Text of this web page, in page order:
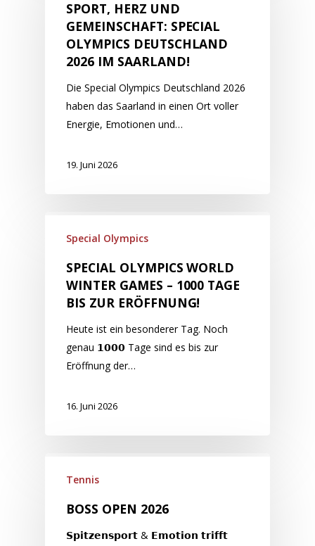
SPORT, HERZ UND
GEMEINSCHAFT: SPECIAL
OLYMPICS DEUTSCHLAND
2026 IM SAARLAND!
Die Special Olympics Deutschland 2026
haben das Saarland in einen Ort voller
Energie, Emotionen und…
19. Juni 2026
Special Olympics
SPECIAL OLYMPICS WORLD
WINTER GAMES – 1000 TAGE
BIS ZUR ERÖFFNUNG!
Heute ist ein besonderer Tag. Noch
genau 𝟭𝟬𝟬𝟬 Tage sind es bis zur
Eröffnung der…
16. Juni 2026
Tennis
BOSS OPEN 2026
𝗦𝗽𝗶𝘁𝘇𝗲𝗻𝘀𝗽𝗼𝗿𝘁 & 𝗘𝗺𝗼𝘁𝗶𝗼𝗻 𝘁𝗿𝗶𝗳𝗳𝘁